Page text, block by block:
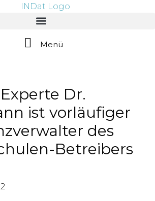
Menü
Dr.
ist vorläufiger
des
Betreibers